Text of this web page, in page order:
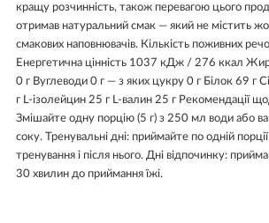
кращу розчинність, також перевагою цього
отримав натуральний смак — який не містить
смакових наповнювачів. Кількість поживних
Енергетична цінність 1037 кДж / 276 ккал Жир
0 г Вуглеводи 0 г — з яких цукру 0 г Білок 69 г
г L-ізолейцин 25 г L-валин 25 г Рекомендації
Змішайте одну порцію (5 г) з 250 мл води або
соку. Тренувальні дні: приймайте по одній
тренування і після нього. Дні відпочинку:
30 хвилин до приймання їжі.